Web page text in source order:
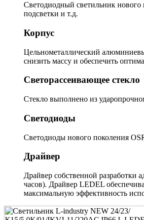
Светодиодный светильник нового
подсветки и т.д.
Корпус
Цельнометаллический
снизить массу и обеспечить
Светорассеивающее стекло
Стекло выполнено из
Светодиоды
Светодиоды нового поколения
Драйвер
Драйвер собственной разработки
часов). Драйвер LEDEL
максимальную эффективность